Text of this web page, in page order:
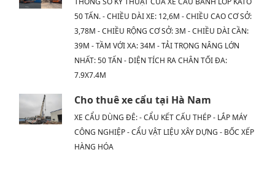
50 TẤN. - CHIỀU DÀI XE: 12,6M - CHIỀU CAO CƠ SỞ:
3,78M - CHIỀU RỘNG CƠ SỞ: 3M - CHIỀU DÀI CẦN:
39M - TẦM VỚI XA: 34M - TẢI TRỌNG NÂNG LỚN
NHẤT: 50 TẤN - DIỆN TÍCH RA CHÂN TỐI ĐA:
7.9X7.4M
Cho thuê xe cẩu tại Hà Nam
XE CẨU DÙNG ĐÊ: - CẨU KẾT CẤU THÉP - LẮP MÁY
CÔNG NGHIỆP - CẨU VẬT LIỆU XÂY DỰNG - BỐC XẾP
HÀNG HÓA